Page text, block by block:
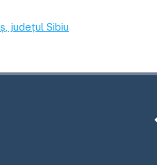
, județul Sibiu